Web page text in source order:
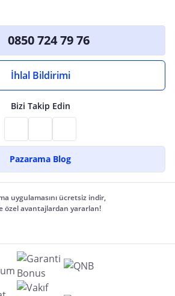
0850 724 79 76
İhlal Bildirimi
Bizi Takip Edin
Pazarama Blog
uygulamasını ücretsiz indir,
özel avantajlardan yararlan!